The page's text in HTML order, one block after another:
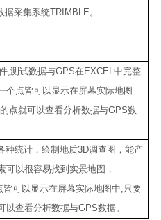
据采集系统TRIMBLE 。
, 测试数据与GPS在EXCEL 中完整
个点皆可以显示在屏幕实际地图
点就可以查看分析数据与GPS数
种统计，绘制地质3D调查图，能产
可以很容易找到实景地图，
皆可以显示在屏幕实际地图中 只要
以查看分析数据与GPS数据。